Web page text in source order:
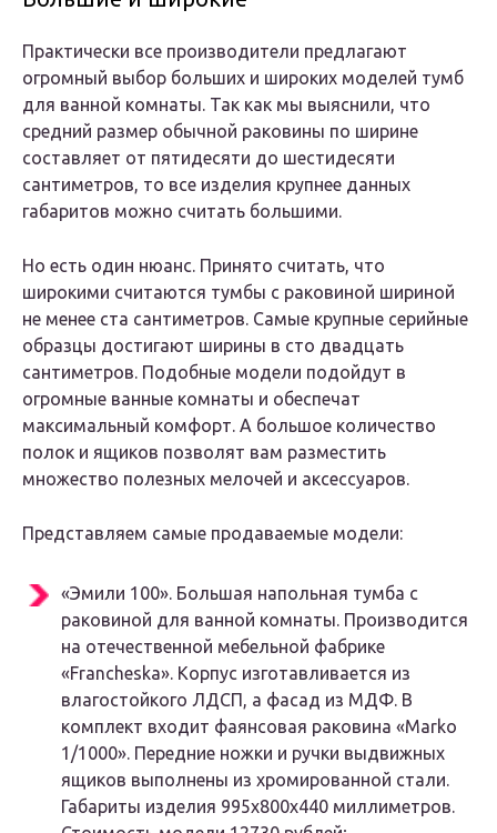
Практически все производители предлагают
огромный выбор больших и широких моделей тумб
для ванной комнаты. Так как мы выяснили, что
средний размер обычной раковины по ширине
составляет от пятидесяти до шестидесяти
сантиметров, то все изделия крупнее данных
габаритов можно считать большими.
Но есть один нюанс. Принято считать, что
широкими считаются тумбы с раковиной шириной
не менее ста сантиметров. Самые крупные серийные
образцы достигают ширины в сто двадцать
сантиметров. Подобные модели подойдут в
огромные ванные комнаты и обеспечат
максимальный комфорт. А большое количество
полок и ящиков позволят вам разместить
множество полезных мелочей и аксессуаров.
Представляем самые продаваемые модели:
«Эмили 100». Большая напольная тумба с
раковиной для ванной комнаты. Производится
на отечественной мебельной фабрике
«Francheska». Корпус изготавливается из
влагостойкого ЛДСП, а фасад из МДФ. В
комплект входит фаянсовая раковина «Marko
1/1000». Передние ножки и ручки выдвижных
ящиков выполнены из хромированной стали.
Габариты изделия 995х800х440 миллиметров.